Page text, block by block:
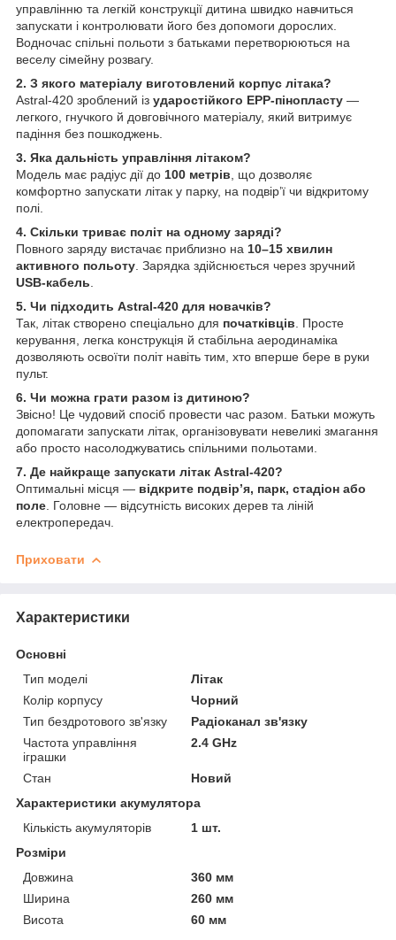
управлінню та легкій конструкції дитина швидко навчиться
запускати і контролювати його без допомоги дорослих.
Водночас спільні польоти з батьками перетворюються на
веселу сімейну розвагу.
2. З якого матеріалу виготовлений корпус літака?
Astral-420 зроблений із ударостійкого EPP-пінопласту —
легкого, гнучкого й довговічного матеріалу, який витримує
падіння без пошкоджень.
3. Яка дальність управління літаком?
Модель має радіус дії до 100 метрів , що дозволяє
комфортно запускати літак у парку, на подвір’ї чи відкритому
полі.
4. Скільки триває політ на одному заряді?
Повного заряду вистачає приблизно на 10–15 хвилин
активного польоту . Зарядка здійснюється через зручний
USB-кабель
5. Чи підходить Astral-420 для новачків?
Так, літак створено спеціально для початківців . Просте
керування, легка конструкція й стабільна аеродинаміка
дозволяють освоїти політ навіть тим, хто вперше бере в руки
пульт.
6. Чи можна грати разом із дитиною?
Звісно! Це чудовий спосіб провести час разом. Батьки можуть
допомагати запускати літак, організовувати невеликі змагання
або просто насолоджуватись спільними польотами.
7. Де найкраще запускати літак Astral-420?
Оптимальні місця — відкрите подвір’я, парк, стадіон або
поле . Головне — відсутність високих дерев та ліній
електропередач.
Приховати
Характеристики
Основні
Тип моделі
Літак
Колір корпусу
Чорний
Тип бездротового зв'язку
Радіоканал зв'язку
Частота управління
іграшки
2.4 GHz
Стан
Новий
Характеристики акумулятора
Кількість акумуляторів
1 шт.
Розміри
Довжина
360 мм
Ширина
260 мм
Висота
60 мм